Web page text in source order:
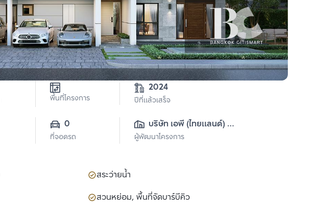
พื้นที่โครงการ
2024
ปีที่แล้วเสร็จ
0
ที่จอดรถ
บริษัท เอพี (ไทยแลนด์)
จำกัด(มหาชน)
ผู้พัฒนาโครงการ
สระว่ายน้ำ
สวนหย่อม, พื้นที่จัดบาร์บีคิว